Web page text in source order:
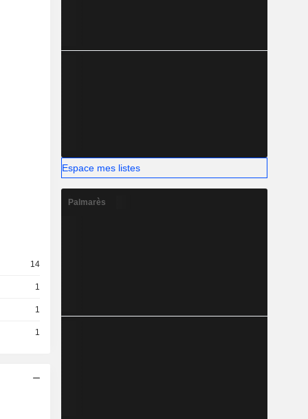
14
1
1
1
Espace mes listes
Palmarès